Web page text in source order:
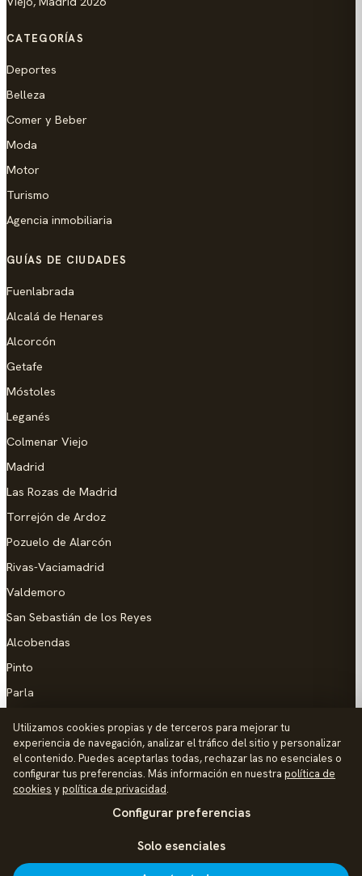
CATEGORÍAS
Deportes
Belleza
Comer y Beber
Moda
Motor
Turismo
Agencia inmobiliaria
GUÍAS DE CIUDADES
Fuenlabrada
Alcalá de Henares
Alcorcón
Getafe
Móstoles
Leganés
Colmenar Viejo
Madrid
Las Rozas de Madrid
Torrejón de Ardoz
Pozuelo de Alarcón
Rivas-Vaciamadrid
Valdemoro
San Sebastián de los Reyes
Alcobendas
Pinto
Parla
AYUDA
Añadir empresa
Aviso Legal
Utilizamos cookies propias y de terceros para mejorar tu
experiencia de navegación, analizar el tráfico del sitio y personalizar
el contenido. Puedes aceptarlas todas, rechazar las no esenciales o
configurar tus preferencias. Más información en nuestra política de
cookies ypolítica de privacidad.
Configurar preferencias
Solo esenciales